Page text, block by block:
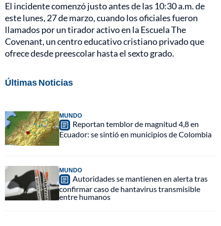
El incidente comenzó justo antes de las 10:30 a.m. de
este lunes, 27 de marzo, cuando los oficiales fueron
llamados por un tirador activo en la Escuela The
Covenant, un centro educativo cristiano privado que
ofrece desde preescolar hasta el sexto grado.
Últimas Noticias
MUNDO
Reportan temblor de magnitud 4,8 en
Ecuador: se sintió en municipios de Colombia
MUNDO
Autoridades se mantienen en alerta tras
confirmar caso de hantavirus transmisible
entre humanos